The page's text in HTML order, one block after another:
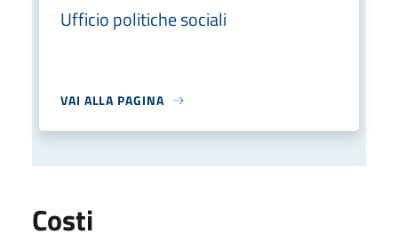
Ufficio politiche sociali
VAI ALLA PAGINA
Costi